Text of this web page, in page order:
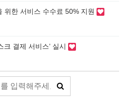
위한 서비스 수수료 50% 지원
크 결제 서비스’ 실시